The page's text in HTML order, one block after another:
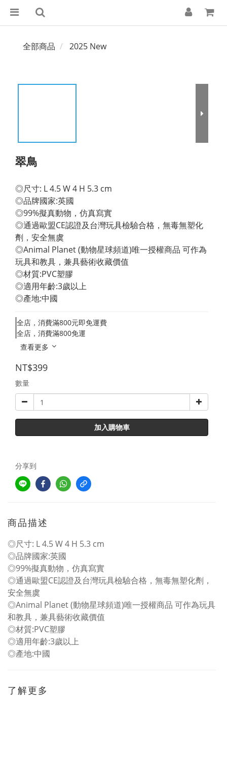
全部商品 2025 New
翠鳥
◎尺寸: L 4.5 W 4 H 5.3 cm
◎品牌國家:英國
◎99%擬真動物，仿真寫實
◎通過歐盟CE認證及台灣玩具檢驗合格，無毒無塑化
劑，安全無虞
◎Animal Planet (動物星球頻道)唯一授權商品 可作為
玩具和教具，兼具藝術收藏價值
◎材質:PVC塑膠
◎適用年齡:3歲以上
◎產地:中國
全店，消費滿800元即免運費
全店，消費滿800免運
查看更多
NT$399
數量
加入購物車
分享到
商品描述
◎尺寸: L 4.5 W 4 H 5.3 cm
◎品牌國家:英國
◎99%擬真動物，仿真寫實
◎通過歐盟CE認證及台灣玩具檢驗合格，無毒無塑化劑，
安全無虞
◎Animal Planet (動物星球頻道)唯一授權商品 可作為玩具
和教具，兼具藝術收藏價值
◎材質:PVC塑膠
◎適用年齡:3歲以上
◎產地:中國
了解更多